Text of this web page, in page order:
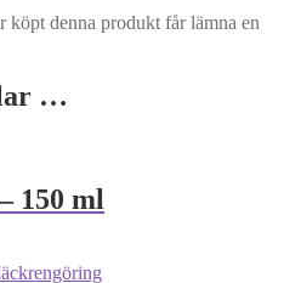
köpt denna produkt får lämna en
…
150 ml